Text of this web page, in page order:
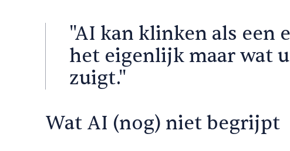
"AI kan klinken als een
het eigenlijk maar wat
zuigt."
Wat AI (nog) niet begrijpt